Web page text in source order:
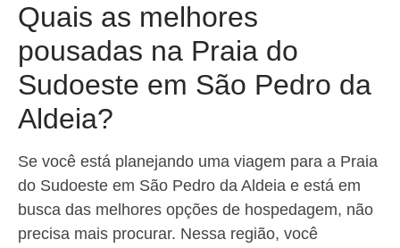
Quais as melhores
pousadas na Praia do
Sudoeste em São Pedro da
Aldeia?
Se você está planejando uma viagem para a Praia
do Sudoeste em São Pedro da Aldeia e está em
busca das melhores opções de hospedagem, não
precisa mais procurar. Nessa região, você